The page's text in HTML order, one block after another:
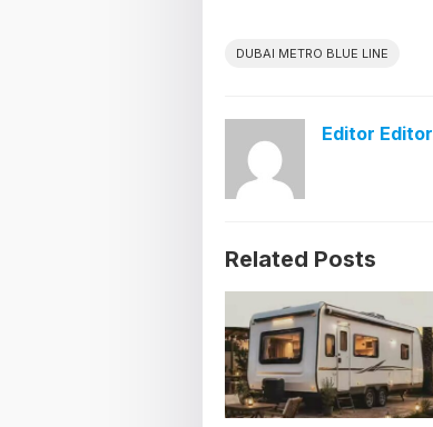
DUBAI METRO BLUE LINE
Editor Editor
Related Posts